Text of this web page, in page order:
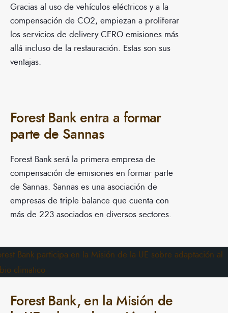
Gracias al uso de vehículos eléctricos y a la
compensación de CO2, empiezan a proliferar
los servicios de delivery CERO emisiones más
allá incluso de la restauración. Estas son sus
ventajas.
Forest Bank entra a formar
parte de Sannas
Forest Bank será la primera empresa de
compensación de emisiones en formar parte
de Sannas. Sannas es una asociación de
empresas de triple balance que cuenta con
más de 223 asociados en diversos sectores.
Forest Bank, en la Misión de